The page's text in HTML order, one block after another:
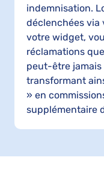
indemnisation.
déclenchées via
votre widget,
réclamations
peut-être jamais
transformant
» en
supplémentaire